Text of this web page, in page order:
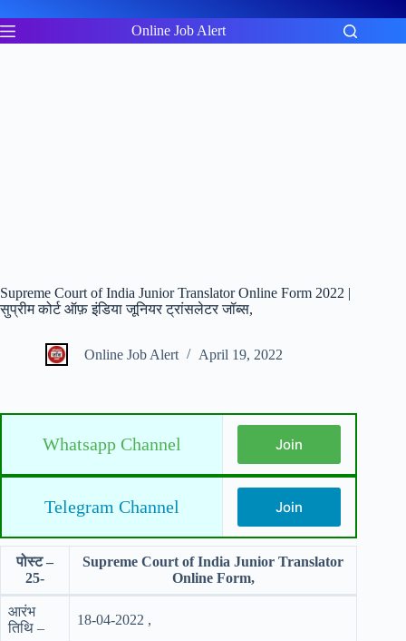
to
content
Online Job Alert
Supreme Court of India Junior Translator Online Form 2022 |
सुप्रीम कोर्ट ऑफ़ इंडिया जूनियर ट्रांसलेटर जॉब्स,
Online Job Alert April 19, 2022
Whatsapp Channel Join
Telegram Channel Join
पोस्ट –
25-
Supreme Court of India Junior Translator
Online Form,
आरंभ
तिथि –
18-04-2022 ,